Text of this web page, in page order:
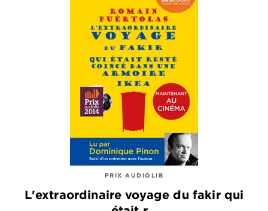
PRIX AUDIOLIB
L'extraordinaire voyage du fakir qui